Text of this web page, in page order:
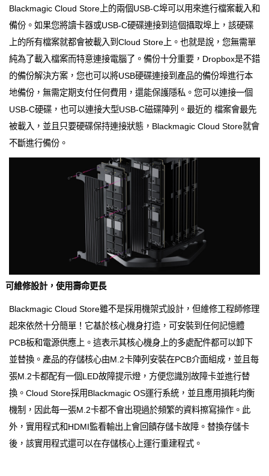
Blackmagic Cloud Store上的兩個USB-C埠可以用來進行檔案載入和
備份。如果您將讀卡器或USB-C硬碟連接到這個攝取埠上，該硬碟
上的所有檔案就都會被載入到Cloud Store上。也就是說，您無需單
純為了載入檔案而特意連接電腦了。備份十分重要，Dropbox是不錯
的備份解決方案，您也可以將USB硬碟連接到產品的備份埠進行本
地備份，無需定期支付任何費用，還能保護隱私。您可以連接一個
USB-C硬碟，也可以連接大型USB-C磁碟陣列。最近的 檔案會最先
被載入，並且只要硬碟保持連接狀態，Blackmagic Cloud Store就會
不斷進行備份。
可維修設計，使用壽命更長
Blackmagic Cloud Store雖不是採用機架式設計，但維修工程師修理
起來依然十分簡單！它基於核心機身打造，可安裝到任何記憶體
PCB板和電源供應上。這表示其核心機身上的多處配件都可以卸下
並替換。產品的存儲核心由M.2卡陣列安裝在PCB介面組成，並且每
張M.2卡都配有一個LED故障提示燈，方便您識別故障卡並進行替
換。Cloud Store採用Blackmagic OS運行系統，並且應用損耗均衡
機制，因此每一張M.2卡都不會出現過於頻繁的資料擦寫操作。此
外，實用程式和HDMI監看輸出上會回饋存儲卡故障。替換存儲卡
後，該實用程式還可以在存儲核心上運行重建程式。